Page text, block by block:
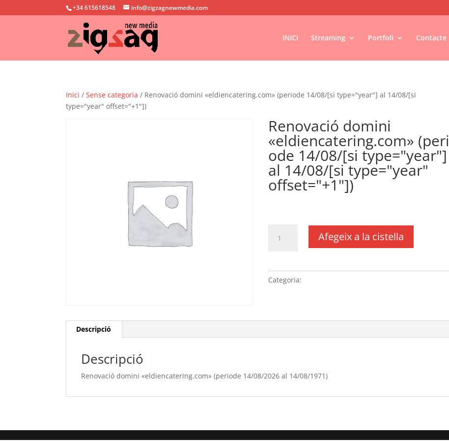
+34 615618548 info@zigzagnewmedia.com
INICI Streaming Portfoli Contacte
Inici /Sense categoria / Renovació domini «eldiencatering.com» (periode 14/08/[si type="year"] al 14/08/[si
type="year" offset="+1"])
Renovació domini
«eldiencatering.com» (peri
ode 14/08/[si type="year"]
al 14/08/[si type="year"
offset="+1"])
"eldiencatering.com" (periode
14/08/[si
14/08/[si
Afegeix a la cistella
Categoria:
Descripció
Descripció
Renovació domini «eldiencatering.com» (periode 14/08/2026 al 14/08/1971)